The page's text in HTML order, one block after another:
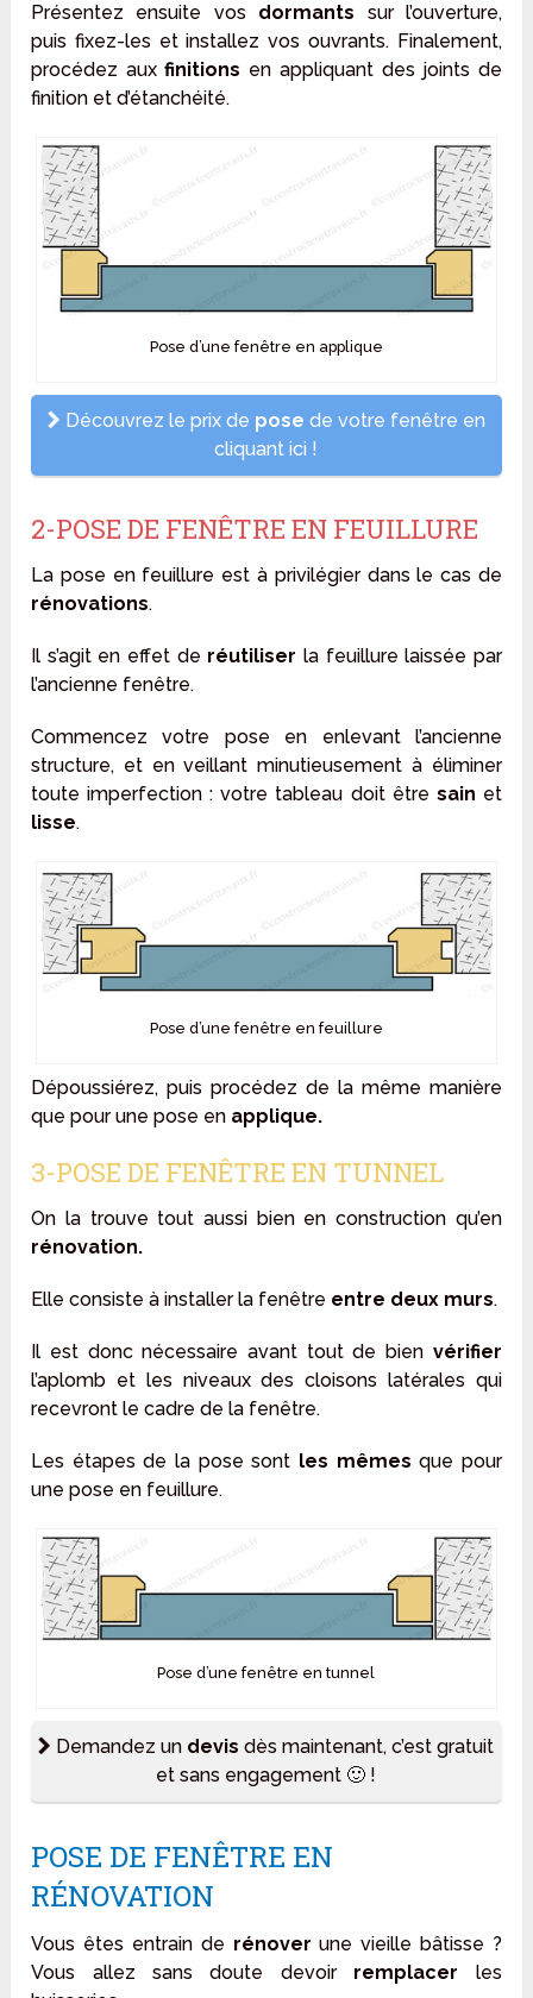
Présentez ensuite vos dormants sur l’ouverture,
puis fixez-les et installez vos ouvrants. Finalement,
procédez auxfinitions en appliquant des joints de
finition et d’étanchéité.
Pose d’une fenêtre en applique
Découvrez le prix de pose de votre fenêtre en
cliquant ici !
2-POSE DE FENÊTRE EN FEUILLURE
La pose en feuillure est à privilégier dans le cas de
rénovations.
Il s’agit en effet de réutiliser la feuillure laissée par
l’ancienne fenêtre.
Commencez votre pose en enlevant l’ancienne
structure, et en veillant minutieusement à éliminer
toute imperfection : votre tableau doit être sain et
lisse.
Pose d’une fenêtre en feuillure
Dépoussiérez, puis procédez de la même manière
que pour une pose en applique.
3-POSE DE FENÊTRE EN TUNNEL
On la trouve tout aussi bien en construction qu’en
rénovation.
Elle consiste à installer la fenêtre entre deux murs.
Il est donc nécessaire avant tout de bien vérifier
l’aplomb et les niveaux des cloisons latérales qui
recevront le cadre de la fenêtre.
Les étapes de la pose sont les mêmes que pour
une pose en feuillure.
Pose d’une fenêtre en tunnel
Demandez un devis dès maintenant, c’est gratuit
et sans engagement 🙂 !
POSE DE FENÊTRE EN
RÉNOVATION
Vous êtes entrain de rénover une vieille bâtisse ?
Vous allez sans doute devoir remplacer les